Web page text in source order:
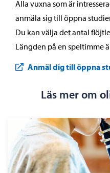
Alla vuxna som är
anmäla sig till öppna
Du kan välja det antal
Längden på en speltimme
Anmäl dig till öppna
Läs mer om